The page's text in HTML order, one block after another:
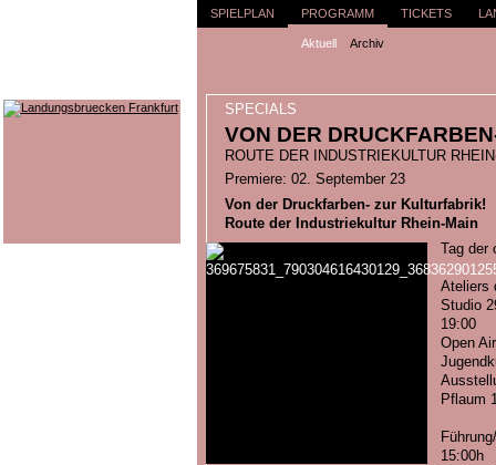
SPIELPLAN PROGRAMM
Aktuell Archiv
TICKETS
SPECIALS
VON DER
ROUTE DER INDUSTRIEKULTUR
Premiere: 02. September 23
Von der Druckfarben- zur Kulturfabrik!
Route der Industriekultur Rhein-Main
Tag der
Ateliers
Studio
19:00
Open
Pflaum
15:00h